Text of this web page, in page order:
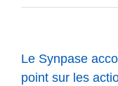
Le Synpase
point sur les